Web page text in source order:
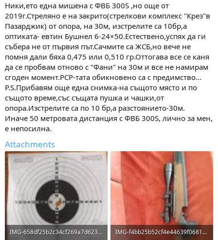
Ники,ето една мишена с ФВБ 300S ,но още от
2019г.Стреляно е на закрито(стрелкови комплекс "Крез"в
Пазарджик) от опора, на 30м, изстрелите са 10бр,а
оптиката- евтин Бушнел 6-24×50.Естествено,успях да ги
събера не от първия път.Сачмите са ЖСБ,но вече не
помня дали бяха 0,475 или 0,510 гр.Оттогава все се каня
да се пробвам отново с "Фани" на 30м и все не намирам
сгоден момент.РСР-тата обикновено са с предимство...
P.S.Прибавям още една снимка-на същото място и по
същото време,със същата пушка и чашки,от
опора.Изстрелите са по 10 бр,а разстоянието-30м.
Иначе 50 метровата дистанция с ФВБ 300S, лично за мен,
е непосилна.
Attachments
IMG-658df25b2c34cf269a7d623b51b0b281-V.jpg
IMG-f4bb25b52cf4e44639f0681dd7022d77-V.jpg